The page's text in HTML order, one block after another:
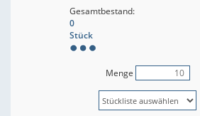
Gesamtbestand:
0
Stück
Menge